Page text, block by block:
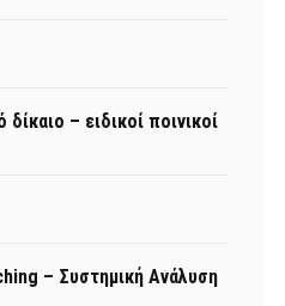
– ειδικοί ποινικοί
– Συστημική Ανάλυση